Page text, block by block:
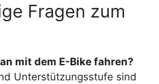
Fragen zum
mit dem E-Bike fahren?
Unterstützungsstufe sind